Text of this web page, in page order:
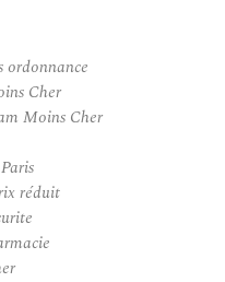
ordonnance
Cher
Moins Cher
réduit